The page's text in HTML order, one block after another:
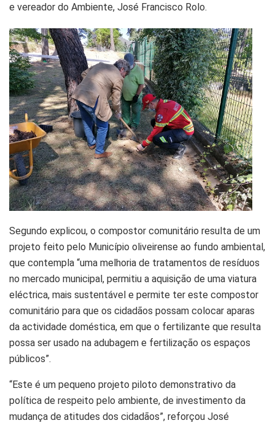
e vereador do Ambiente, José Francisco Rolo.
Segundo explicou, o compostor comunitário resulta de um
projeto feito pelo Município oliveirense ao fundo ambiental,
que contempla “uma melhoria de tratamentos de resíduos
no mercado municipal, permitiu a aquisição de uma viatura
eléctrica, mais sustentável e permite ter este compostor
comunitário para que os cidadãos possam colocar aparas
da actividade doméstica, em que o fertilizante que resulta
possa ser usado na adubagem e fertilização os espaços
públicos”.
“Este é um pequeno projeto piloto demonstrativo da
política de respeito pelo ambiente, de investimento da
mudança de atitudes dos cidadãos”, reforçou José